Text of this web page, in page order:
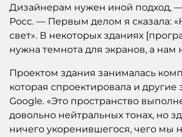
Дизайнерам нужен иной подход,
Росс. — Первым делом я сказала:
свет». В некоторых зданиях
нужна темнота для экранов, а нам
Проектом здания занималась
которая спроектировала и другие
Google. «Это пространство
довольно нейтральных тонах, но
ничего укоренившегося, чего мы